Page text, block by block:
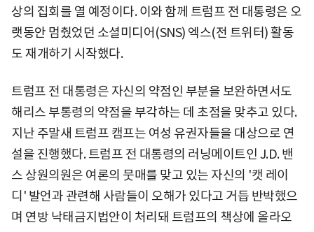
상의 집회를 열 예정이다. 이와 함께 트럼프 전 대통령은 오
랫동안 멈췄었던 소셜미디어(SNS) 엑스(전 트위터) 활동
도 재개하기 시작했다.
트럼프 전 대통령은 자신의 약점인 부분을 보완하면서도
해리스 부통령의 약점을 부각하는 데 초점을 맞추고 있다.
지난 주말새 트럼프 캠프는 여성 유권자들을 대상으로 연
설을 진행했다. 트럼프 전 대통령의 러닝메이트인 J.D. 밴
스 상원의원은 여론의 뭇매를 맞고 있는 자신의 '캣 레이
디' 발언과 관련해 사람들이 오해가 있다고 거듭 반박했으
며 연방 낙태금지법안이 처리돼 트럼프의 책상에 올라오